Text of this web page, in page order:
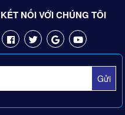
KẾT NỐI VỚI CHÚNG TÔI